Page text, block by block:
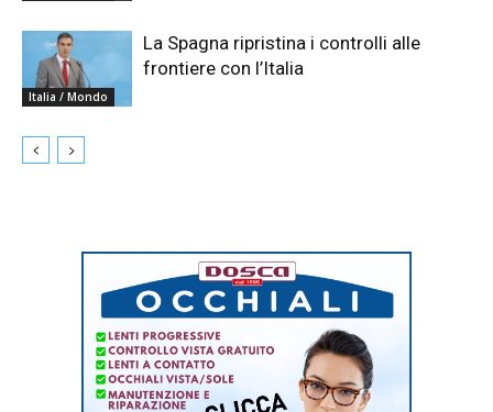
Italia / Mondo
La Spagna ripristina i controlli alle
frontiere con l’Italia